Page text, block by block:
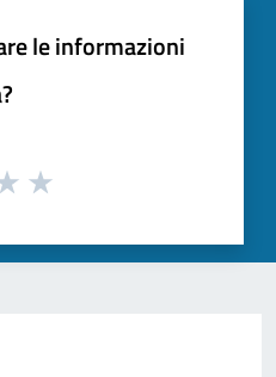
le informazioni